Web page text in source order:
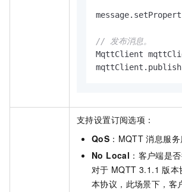
// 发布消息。
MqttClient
支持设置订阅选项：
QoS ：MQTT 消息服
No Local ：客户端是
对于 MQTT 3.1.1 版本
本协议，此场景下，客